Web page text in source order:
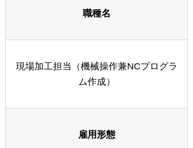
職種名
現場加工担当（機械操作兼NCプログラ
ム作成）
雇用形態